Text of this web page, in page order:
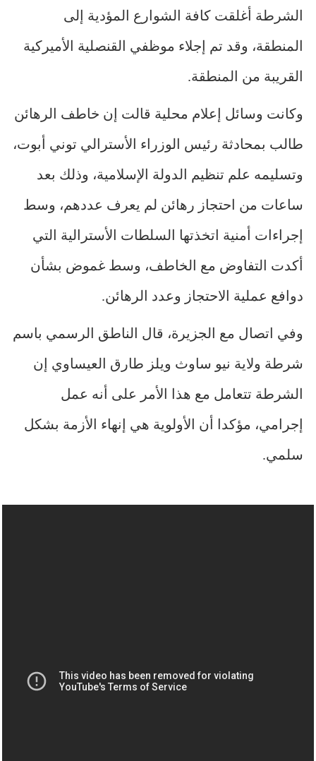
الشرطة أغلقت كافة الشوارع المؤدية إلى
المنطقة، وقد تم إجلاء موظفي القنصلية الأميركية
القريبة من المنطقة.
وكانت وسائل إعلام محلية قالت إن خاطف الرهائن
طالب بمحادثة رئيس الوزراء الأسترالي توني أبوت،
وتسليمه علم تنظيم الدولة الإسلامية، وذلك بعد
ساعات من احتجاز رهائن لم يعرف عددهم، وسط
إجراءات أمنية اتخذتها السلطات الأسترالية التي
أكدت التفاوض مع الخاطف، وسط غموض بشأن
دوافع عملية الاحتجاز وعدد الرهائن.
وفي اتصال مع الجزيرة، قال الناطق الرسمي باسم
شرطة ولاية نيو ساوث ويلز طارق العيساوي إن
الشرطة تتعامل مع هذا الأمر على أنه عمل
إجرامي، مؤكدا أن الأولوية هي إنهاء الأزمة بشكل
سلمي.